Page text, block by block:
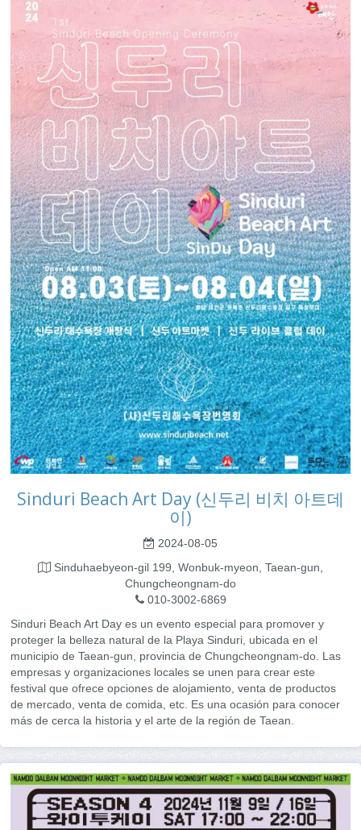
Sinduri Beach Art Day (신두리 비치 아트데
이)
2024-08-05
Sinduhaebyeon-gil 199, Wonbuk-myeon, Taean-gun,
Chungcheongnam-do
010-3002-6869
Sinduri Beach Art Day es un evento especial para promover y
proteger la belleza natural de la Playa Sinduri, ubicada en el
municipio de Taean-gun, provincia de Chungcheongnam-do. Las
empresas y organizaciones locales se unen para crear este
festival que ofrece opciones de alojamiento, venta de productos
de mercado, venta de comida, etc. Es una ocasión para conocer
más de cerca la historia y el arte de la región de Taean.